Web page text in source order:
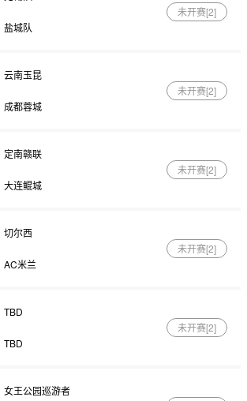
盐城队
未开赛[2]
云南玉昆
成都蓉城
未开赛[2]
定南赣联
大连鲲城
未开赛[2]
切尔西
AC米兰
未开赛[2]
TBD
TBD
未开赛[2]
女王公园巡游者